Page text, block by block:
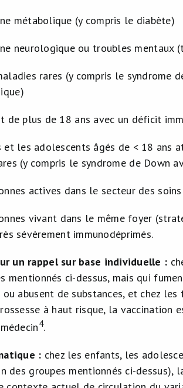
métabolique (y compris le diabète)
neurologique ou troubles mentaux
rares (y compris le syndrome
de plus de 18 ans avec un déficit
et les adolescents âgés de < 18 ans
(y compris le syndrome de Down
actives dans le secteur des
vivant dans le même foyer
sévèrement immunodéprimés.
un rappel sur base individuelle :
mentionnés ci-dessus, mais qui
abusent de substances, et chez
à haut risque, la vaccination
4.
: chez les enfants, les
des groupes mentionnés ci-